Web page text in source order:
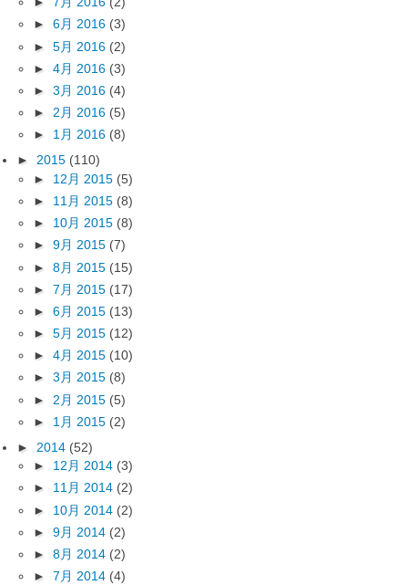
► 6月 2016 (3)
► 5月 2016 (2)
► 4月 2016 (3)
► 3月 2016 (4)
► 2月 2016 (5)
► 1月 2016 (8)
► 2015 (110)
► 12月 2015 (5)
► 11月 2015 (8)
► 10月 2015 (8)
► 9月 2015 (7)
► 8月 2015 (15)
► 7月 2015 (17)
► 6月 2015 (13)
► 5月 2015 (12)
► 4月 2015 (10)
► 3月 2015 (8)
► 2月 2015 (5)
► 1月 2015 (2)
► 2014 (52)
► 12月 2014 (3)
► 11月 2014 (2)
► 10月 2014 (2)
► 9月 2014 (2)
► 8月 2014 (2)
► 7月 2014 (4)